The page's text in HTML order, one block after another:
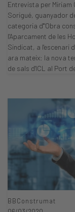
Entrevista per Miriam
Sorigué, guanyador
categoria d'"Obra
l'Aparcament de les
Sindicat, a l'escenari
ara mateix: la nova
de sals d'ICL al Port
BBConstrumat